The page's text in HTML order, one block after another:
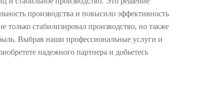
производства и повысило эффективность
только стабилизировал производство, но также
Выбрав наши профессиональные услуги и
надежного партнера и добьетесь